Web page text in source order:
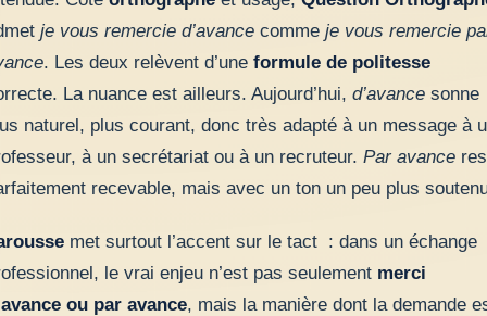
je vous remercie d’avance comme je vous remercie
. Les deux relèvent d’une formule de politesse
La nuance est ailleurs. Aujourd’hui, d’avance sonne
naturel, plus courant, donc très adapté à un message à
à un secrétariat ou à un recruteur. Par avance
recevable, mais avec un ton un peu plus
met surtout l’accent sur le tact : dans un échange
le vrai enjeu n’est pas seulement merci
ou par avance, mais la manière dont la demande